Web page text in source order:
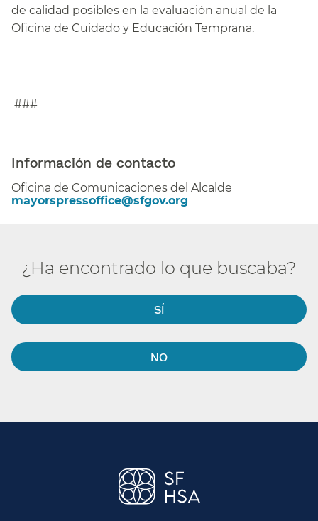
de calidad posibles en la evaluación anual de la
Oficina de Cuidado y Educación Temprana.​​
###
Información de contacto​​
Oficina de Comunicaciones del Alcalde​​
mayorspressoffice@sfgov.org​​
¿Ha encontrado lo que buscaba?​​
SÍ​​
NO​​